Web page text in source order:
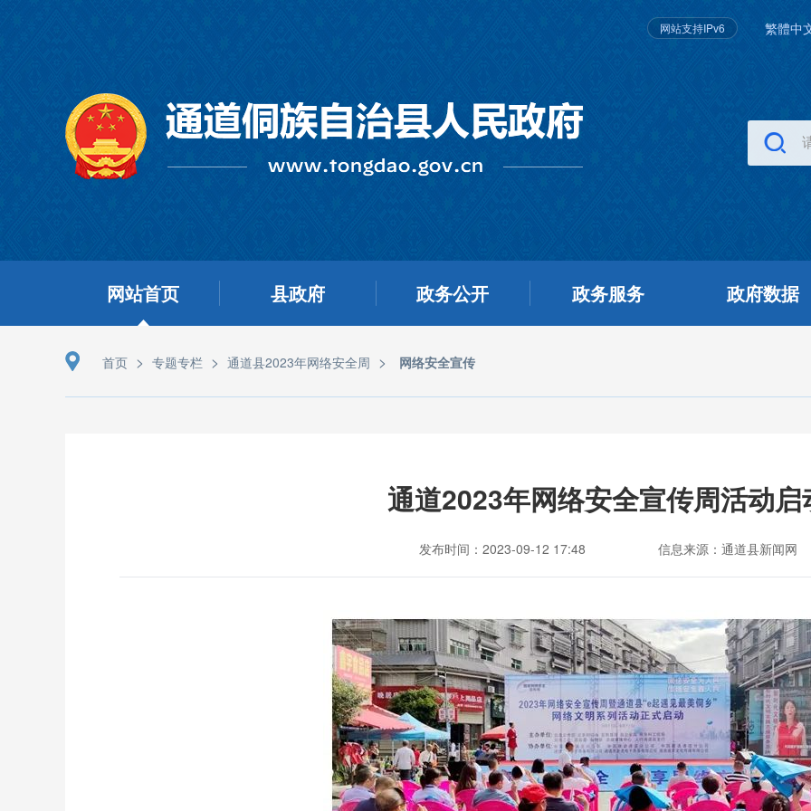
网站支持IPv6 繁體中
网站首页 县政府 政务公开 政务服务 政府数据
首页 > 专题专栏 > 通道县2023年网络安全周 > 网络安全宣传
通道2023年网络安全宣传周活动启
发布时间：2023-09-12 17:48 信息来源：通道县新闻网